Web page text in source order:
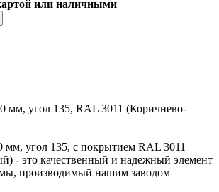
или наличными
мм, угол 135, RAL 3011 (Коричнево-
мм, угол 135, с покрытием RAL 3011
- это качественный и надежный элемент
производимый нашим заводом